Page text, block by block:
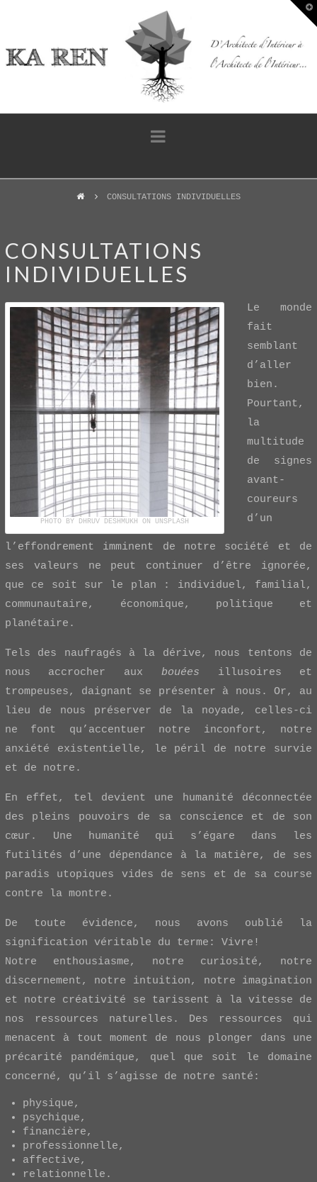
Navigation
CONSULTATIONS INDIVIDUELLES
CONSULTATIONS
INDIVIDUELLES
PHOTO BY DHRUV DESHMUKH ON UNSPLASH
Le monde
fait
semblant
d’aller
bien.
Pourtant,
la
multitude
de signes
avant-
coureurs
d’un
l’effondrement imminent de notre société et de
ses valeurs ne peut continuer d’être ignorée,
que ce soit sur le plan : individuel, familial,
communautaire, économique, politique et
planétaire.
Tels des naufragés à la dérive, nous tentons de
nous accrocher aux bouées illusoires et
trompeuses, daignant se présenter à nous. Or, au
lieu de nous préserver de la noyade, celles-ci
ne font qu’accentuer notre inconfort, notre
anxiété existentielle, le péril de notre survie
et de notre.
En effet, tel devient une humanité déconnectée
des pleins pouvoirs de sa conscience et de son
cœur. Une humanité qui s’égare dans les
futilités d’une dépendance à la matière, de ses
paradis utopiques vides de sens et de sa course
contre la montre.
De toute évidence, nous avons oublié la
signification véritable du terme: Vivre!
Notre enthousiasme, notre curiosité, notre
discernement, notre intuition, notre imagination
et notre créativité se tarissent à la vitesse de
nos ressources naturelles. Des ressources qui
menacent à tout moment de nous plonger dans une
précarité pandémique, quel que soit le domaine
concerné, qu’il s’agisse de notre santé:
physique,
psychique,
financière,
professionnelle,
affective,
relationnelle.